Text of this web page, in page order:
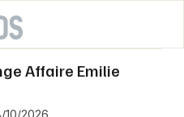
Affaire Emilie
10/2026